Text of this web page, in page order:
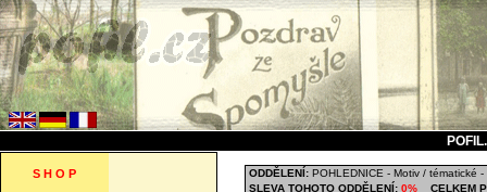
S H O P ODDĚLENÍ: POHLEDNICE - Motiv / tématické -
SLEVA TOHOTO ODDĚLENÍ: 0%
CELKEM